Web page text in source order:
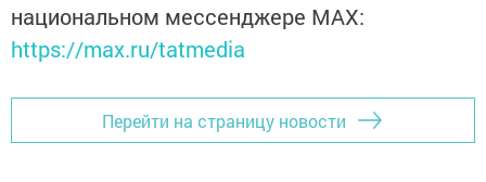
национальном мессенджере MАХ:
https://max.ru/tatmedia
Перейти на страницу новости